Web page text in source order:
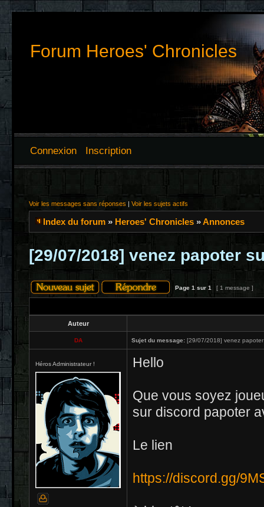
Forum Heroes' Chronicles
Connexion Inscription
Voir les messages sans réponses | Voir les sujets actifs
Index du forum » Heroes' Chronicles »Annonces
[29/07/2018] venez papoter
Page 1 sur 1 [ 1 message ]
Auteur
DA Sujet du message: [29/07/2018] venez papoter
Héros Administrateur ! Hello
Que vous soyez
sur discord papoter
Le lien
https://discord.gg/